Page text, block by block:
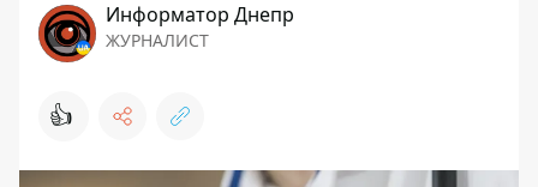
Информатор Днепр
ЖУРНАЛИСТ
👍